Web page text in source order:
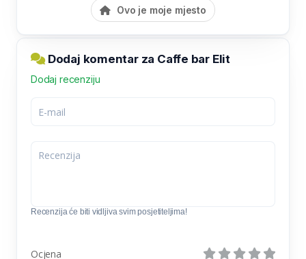
Ovo je moje mjesto
Dodaj komentar za Caffe bar Elit
Dodaj recenziju
Recenzija će biti vidljiva svim posjetiteljima!
Ocjena